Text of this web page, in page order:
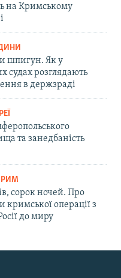
на Кримському
шпигун. Як у
судах розглядають
в держзраді
та занедбаність
сорок ночей. Про
кримської операції з
до миру